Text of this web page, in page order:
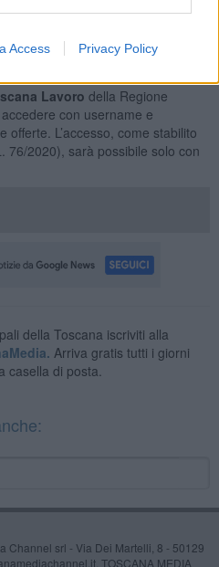
Access Privacy Policy
Lavoro della Regione
con username e
L’accesso, come stabilito
76/2020), sarà possibile solo con
della Toscana iscriviti alla
Arriva gratis tutti i giorni
casella di posta.
Channel srl - Via Dei Martelli, 8 - 50129
TOSCANA MEDIA